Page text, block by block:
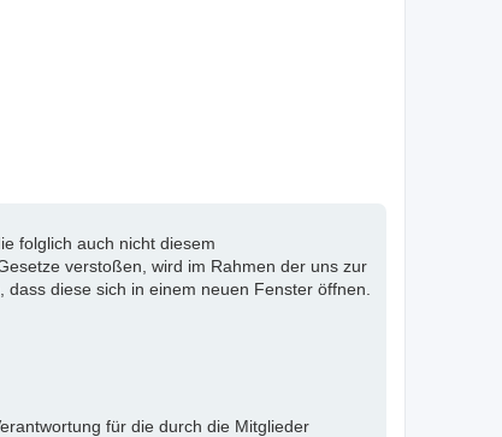
folglich auch nicht diesem
verstoßen, wird im Rahmen der uns zur
diese sich in einem neuen Fenster öffnen.
für die durch die Mitglieder